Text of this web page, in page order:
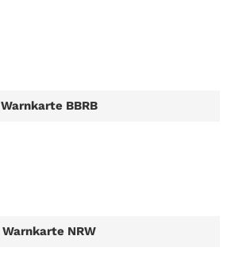
Warnkarte BBRB
Warnkarte NRW